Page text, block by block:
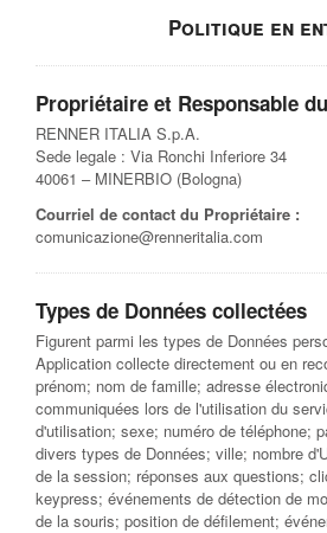
Politique en
Propriétaire et Responsable
RENNER ITALIA S.p.A.
Sede legale : Via Ronchi Inferiore 34
40061 – MINERBIO (Bologna)
Courriel de contact du Propriétaire :
comunicazione@renneritalia.com
Types de Données collectées
Figurent parmi les types de Données
Application collecte directement ou en
prénom; nom de famille; adresse
communiquées lors de l'utilisation du
d'utilisation; sexe; numéro de téléphone;
divers types de Données; ville; nombre
de la session; réponses aux questions;
keypress; événements de détection de
de la souris; position de défilement;